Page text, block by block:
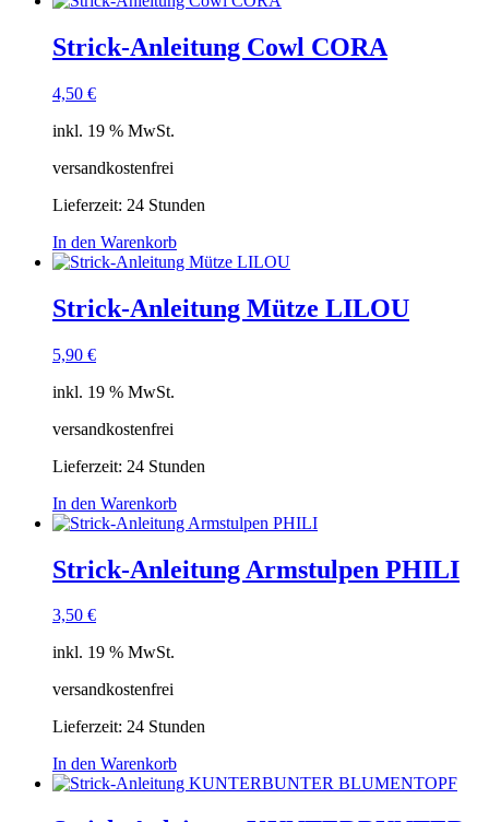
Strick-Anleitung Cowl CORA
4,50 €
inkl. 19 % MwSt.
versandkostenfrei
Lieferzeit: 24 Stunden
In den Warenkorb
Strick-Anleitung Mütze LILOU
5,90 €
inkl. 19 % MwSt.
versandkostenfrei
Lieferzeit: 24 Stunden
In den Warenkorb
Strick-Anleitung Armstulpen PHILI
3,50 €
inkl. 19 % MwSt.
versandkostenfrei
Lieferzeit: 24 Stunden
In den Warenkorb